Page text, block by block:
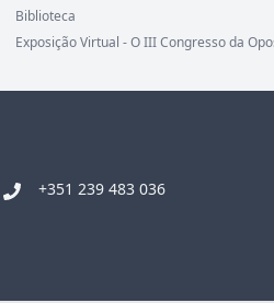
Biblioteca
Exposição Virtual - O III Congresso da
+351 239 483 036